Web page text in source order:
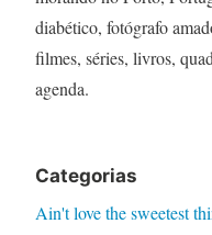
diabético, fotógrafo
filmes, séries, livros,
agenda.
Categorias
Ain't love the sweetest